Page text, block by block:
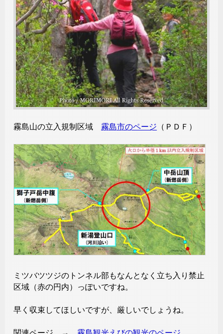
霧島山の立入規制区域 霧島市のページ （ＰＤＦ）
ミツバツツジのトンネル部もなんとなく立ち入り禁止
区域（赤の円内）っぽいですね。
早く収束してほしいですが、厳しいでしょうね。